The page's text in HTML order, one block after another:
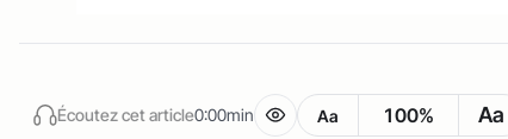
Écoutez cet article0:00min Aa 100% Aa